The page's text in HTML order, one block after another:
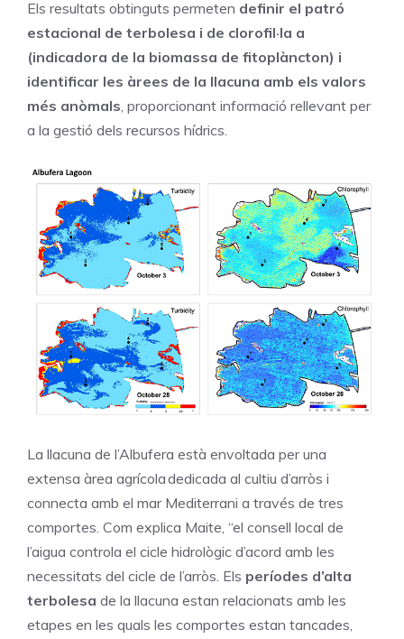
Els resultats obtinguts permeten definir el patró
estacional de terbolesa i de clorofil·la a
(indicadora de la biomassa de fitoplàncton) i
identificar les àrees de la llacuna amb els valors
més anòmals , proporcionant informació rellevant per
a la gestió dels recursos hídrics.
La llacuna de l’Albufera està envoltada per una
extensa àrea agrícola dedicada al cultiu d’arròs i
connecta amb el mar Mediterrani a través de tres
comportes. Com explica Maite, “el consell local de
l’aigua controla el cicle hidrològic d’acord amb les
necessitats del cicle de l’arròs. Els períodes d’alta
terbolesa de la llacuna estan relacionats amb les
etapes en les quals les comportes estan tancades,